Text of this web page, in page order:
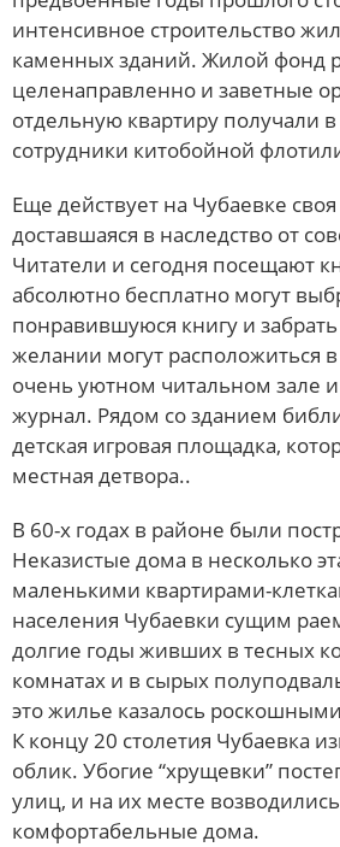
интенсивное строительство
каменных зданий. Жилой фонд
целенаправленно и заветные
отдельную квартиру получали
сотрудники китобойной
Еще действует на Чубаевке
доставшаяся в наследство от
Читатели и сегодня посещают
абсолютно бесплатно могут
понравившуюся книгу и
желании могут расположиться
очень уютном читальном зале и
журнал. Рядом со зданием
детская игровая площадка,
местная детвора..
В 60-х годах в районе были
Неказистые дома в несколько
маленькими квартирами-
населения Чубаевки сущим
долгие годы живших в тесных
комнатах и в сырых
это жилье казалось
К концу 20 столетия Чубаевка
облик. Убогие “хрущевки”
улиц, и на их месте возводились
комфортабельные дома.